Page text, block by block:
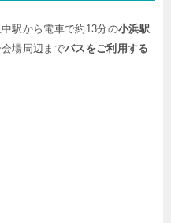
駅から電車で約13分の小浜駅
場周辺までバスをご利用する